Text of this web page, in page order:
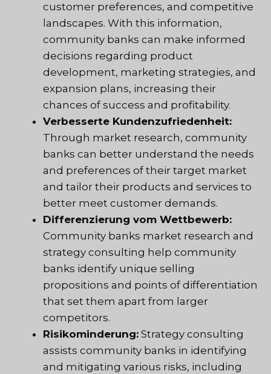
customer preferences, and competitive
landscapes. With this information,
community banks can make informed
decisions regarding product
development, marketing strategies, and
expansion plans, increasing their
chances of success and profitability.
Verbesserte Kundenzufriedenheit:
Through market research, community
banks can better understand the needs
and preferences of their target market
and tailor their products and services to
better meet customer demands.
Differenzierung vom Wettbewerb:
Community banks market research and
strategy consulting help community
banks identify unique selling
propositions and points of differentiation
that set them apart from larger
competitors.
Risikominderung: Strategy consulting
assists community banks in identifying
and mitigating various risks, including